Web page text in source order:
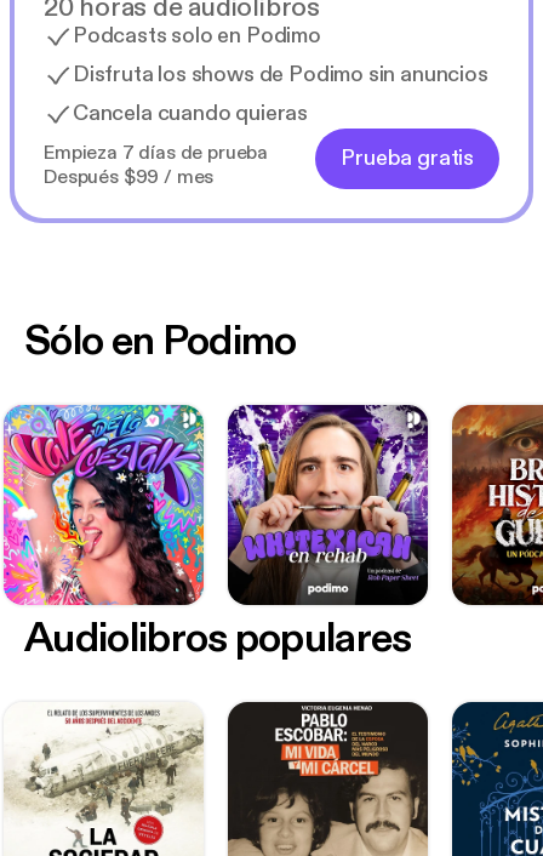
20 horas de audiolibros
Podcasts solo en Podimo
Disfruta los shows de Podimo sin anuncios
Cancela cuando quieras
Empieza 7 días de prueba
Después $99 / mes
Prueba gratis
Sólo en Podimo
Audiolibros populares